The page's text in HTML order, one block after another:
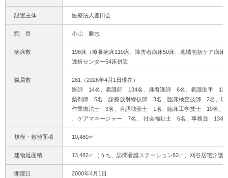
設置主体 医療法人豊田会
院 長 小山 勝志
病床数
198床（療養病床110床、障害者病床50床、地域包括ケア病床
透析センター54床併設
職員数
281（2026年4月1日現在）
医師 14名、看護師 134名、准看護師 6名、看護助手 13
薬剤師 6名、診療放射線技師 3名、臨床検査技師 2名、
作業療法士 3名、言語聴覚士 1名、臨床工学技士 19名、
、ケアマネージャー 7名、 社会福祉士 6名、事務員 13
規模・敷地面積 10,480㎡
建物延面積 13,482㎡（うち、訪問看護ステーション82㎡、刈谷居宅介護
開院日 2000年4月1日